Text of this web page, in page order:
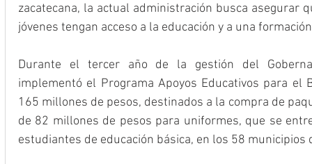
zacatecana, la actual administración busca asegurar
jóvenes tengan acceso a la educación y a una
Durante el tercer año de la gestión del
implementó el Programa Apoyos Educativos para el
165 millones de pesos, destinados a la compra de
de 82 millones de pesos para uniformes, que se
estudiantes de educación básica, en los 58 municipios